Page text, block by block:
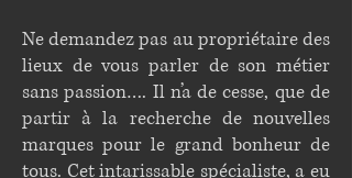
Ne demandez pas au propriétaire des
lieux de vous parler de son métier
sans passion…. Il n’a de cesse, que de
partir à la recherche de nouvelles
marques pour le grand bonheur de
tous. Cet intarissable spécialiste, a eu